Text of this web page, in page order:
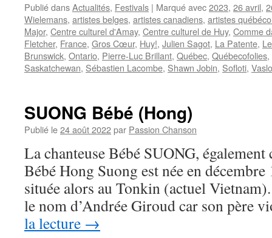
Publié dansActualités, Festivals | Marqué avec2023, 26 avril,
Wielemans, artistes belges, artistes canadiens, artistes
Major, Centre culturel d'Amay, Centre culturel de Huy, Comme
Fletcher, France, Gros Cœur, Huy!, Julien Sagot, La Patente,
Brunswick, Ontario, Pierre-Luc Brillant, Québec, Québecofolies,
Saskatchewan, Sébastien Lacombe, Shawn Jobin, Sofloti, Vaslo
SUONG Bébé (Hong)
Publié le24 août 2022par Passion Chanson
La chanteuse Bébé SUONG,
Bébé Hong Suong est née en
située alors au Tonkin (actuel
le nom d’Andrée Giroud car son père
la lecture →